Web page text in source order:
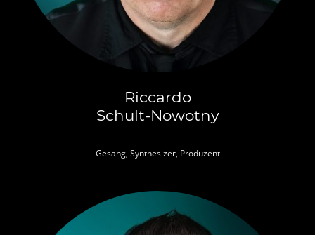
Riccardo
Schult-Nowotny
Gesang, Synthesizer, Produzent